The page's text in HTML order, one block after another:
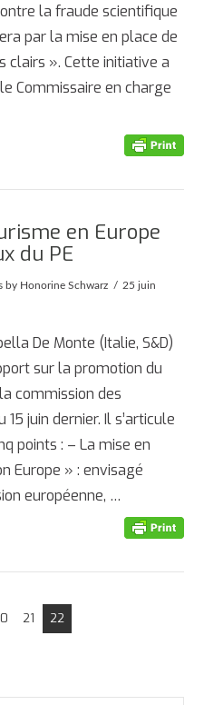
la fraude scientifique
par la mise en place de
clairs ». Cette initiative a
Commissaire en charge
en Europe
du PE
by Honorine Schwarz
25 juin
De Monte (Italie, S&D)
sur la promotion du
commission des
juin dernier. Il s’articule
points : – La mise en
Europe » : envisagé
européenne, …
21 22